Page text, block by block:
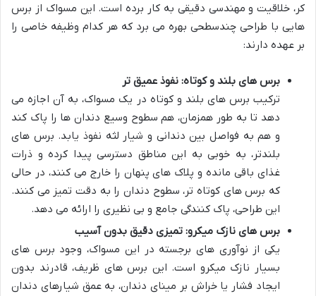
کر، خلاقیت و مهندسی دقیقی به کار برده است. این مسواک از برس
هایی با طراحی چندسطحی بهره می برد که هر کدام وظیفه خاصی را
بر عهده دارند:
برس های بلند و کوتاه: نفوذ عمیق تر
ترکیب برس های بلند و کوتاه در یک مسواک، به آن اجازه می
دهد تا به طور همزمان، هم سطوح وسیع دندان ها را پاک کند
و هم به فواصل بین دندانی و شیار لثه نفوذ یابد. برس های
بلندتر، به خوبی به این مناطق دسترسی پیدا کرده و ذرات
غذای باقی مانده و پلاک های پنهان را خارج می کنند، در حالی
که برس های کوتاه تر، سطوح دندان را به دقت تمیز می کنند.
این طراحی، پاک کنندگی جامع و بی نظیری را ارائه می دهد.
برس های نازک میکرو: تمیزی دقیق بدون آسیب
یکی از نوآوری های برجسته در این مسواک، وجود برس های
بسیار نازک میکرو است. این برس های ظریف، قادرند بدون
ایجاد فشار یا خراش بر مینای دندان، به عمق شیارهای دندان